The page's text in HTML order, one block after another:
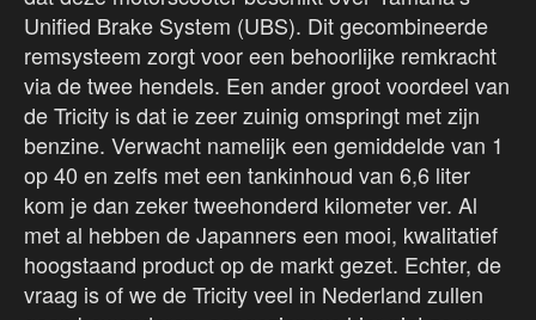
Unified Brake System (UBS). Dit gecombineerde
remsysteem zorgt voor een behoorlijke remkracht
via de twee hendels. Een ander groot voordeel van
de Tricity is dat ie zeer zuinig omspringt met zijn
benzine. Verwacht namelijk een gemiddelde van 1
op 40 en zelfs met een tankinhoud van 6,6 liter
kom je dan zeker tweehonderd kilometer ver. Al
met al hebben de Japanners een mooi, kwalitatief
hoogstaand product op de markt gezet. Echter, de
vraag is of we de Tricity veel in Nederland zullen